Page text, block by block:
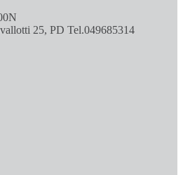
25, PD Tel.049685314